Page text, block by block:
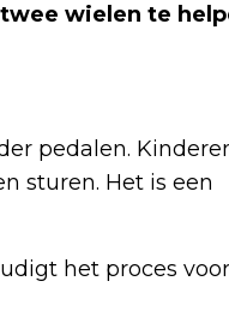
wielen te
pedalen.
sturen. Het is een
het proces